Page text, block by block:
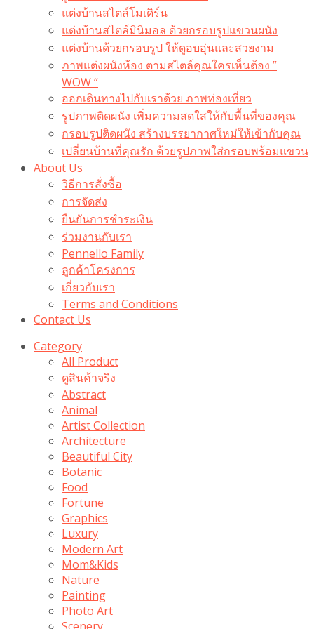
แต่งบ้านสไตล์โมเดิร์น
แต่งบ้านสไตล์มินิมอล ด้วยกรอบรูปแขวนผนัง
แต่งบ้านด้วยกรอบรูป ให้ดูอบอุ่นและสวยงาม
ภาพแต่งผนังห้อง ตามสไตล์คุณใครเห็นต้อง ”
WOW “
ออกเดินทางไปกับเราด้วย ภาพท่องเที่ยว
รูปภาพติดผนัง เพิ่มความสดใสให้กับพื้นที่ของคุณ
กรอบรูปติดผนัง สร้างบรรยากาศใหม่ให้เข้ากับคุณ
เปลี่ยนบ้านที่คุณรัก ด้วยรูปภาพใส่กรอบพร้อมแขวน​
About Us
วิธีการสั่งซื้อ
การจัดส่ง
ยืนยันการชำระเงิน
ร่วมงานกับเรา
Pennello Family
ลูกค้าโครงการ
เกี่ยวกับเรา
Terms and Conditions
Contact Us
Category
All Product
ดูสินค้าจริง
Abstract
Animal
Artist Collection
Architecture
Beautiful City
Botanic
Food
Fortune
Graphics
Luxury
Modern Art
Mom&Kids
Nature
Painting
Photo Art
Scenery